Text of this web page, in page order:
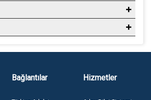
Bağlantılar Hizmetler